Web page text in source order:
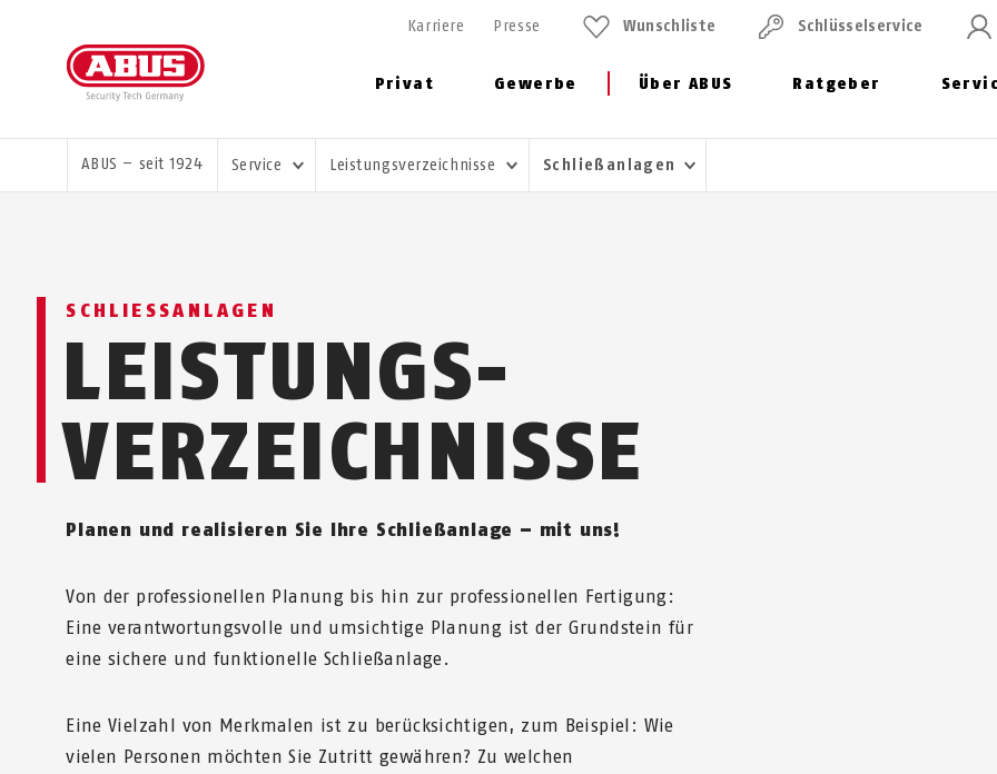
Privat Gewerbe Über ABUS Ratgeber
Karriere Presse Wunschliste Schlüssel­service
SIE SIND HIER:
ABUS – seit 1924 Service Leistungsverzeichnisse Schließanlagen
SCHLIESSANLAGEN
LEISTUNGS­
VERZEICHNISSE
Planen und realisieren Sie Ihre Schließanlage – mit uns!
Von der professionellen Planung bis hin zur professionellen Fertigung:
Eine verantwortungsvolle und umsichtige Planung ist der Grundstein für
eine sichere und funktionelle Schließanlage.
Eine Vielzahl von Merkmalen ist zu berücksichtigen, zum Beispiel: Wie
vielen Personen möchten Sie Zutritt gewähren? Zu welchen